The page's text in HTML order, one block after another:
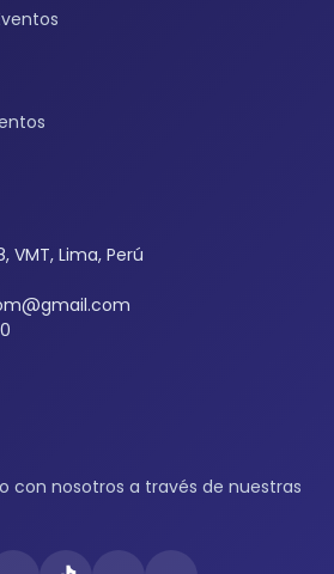
VMT, Lima, Perú
con nosotros a través de nuestras